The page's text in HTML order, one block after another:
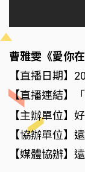
曹雅雯《愛你
【直播日期】
【直播連結】
【主辦單位】
【協辦單位】
【媒體協辦】